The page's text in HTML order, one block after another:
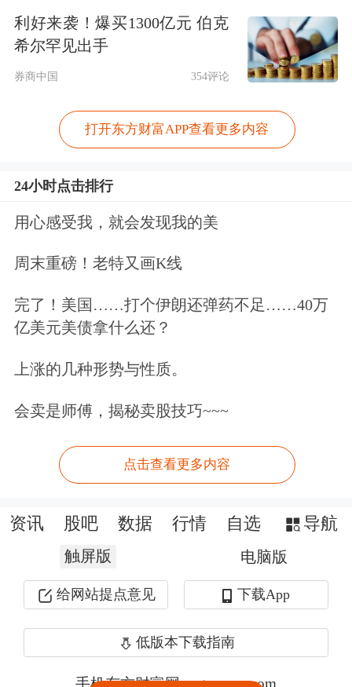
利好来袭！爆买1300亿元 伯克
希尔罕见出手
券商中国 354评论
打开东方财富APP查看更多内容
24小时点击排行
用心感受我，就会发现我的美
周末重磅！老特又画K线
完了！美国……打个伊朗还弹药不足……40万
亿美元美债拿什么还？
上涨的几种形势与性质。
会卖是师傅，揭秘卖股技巧~~~
点击查看更多内容
资讯 股吧 数据 行情 自选 导航
触屏版 电脑版
给网站提点意见 下载App
低版本下载指南
手机东方财富网 eastmoney.com